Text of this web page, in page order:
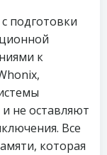
подготовки
к
не оставляют
Все
которая